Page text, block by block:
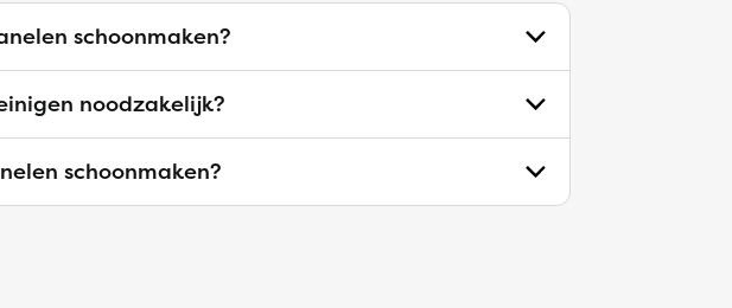
schoonmaken?
noodzakelijk?
schoonmaken?